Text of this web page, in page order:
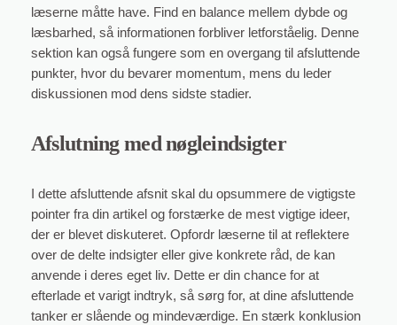
læserne måtte have. Find en balance mellem dybde og
læsbarhed, så informationen forbliver letforståelig. Denne
sektion kan også fungere som en overgang til afsluttende
punkter, hvor du bevarer momentum, mens du leder
diskussionen mod dens sidste stadier.
Afslutning med nøgleindsigter
I dette afsluttende afsnit skal du opsummere de vigtigste
pointer fra din artikel og forstærke de mest vigtige ideer,
der er blevet diskuteret. Opfordr læserne til at reflektere
over de delte indsigter eller give konkrete råd, de kan
anvende i deres eget liv. Dette er din chance for at
efterlade et varigt indtryk, så sørg for, at dine afsluttende
tanker er slående og mindeværdige. En stærk konklusion